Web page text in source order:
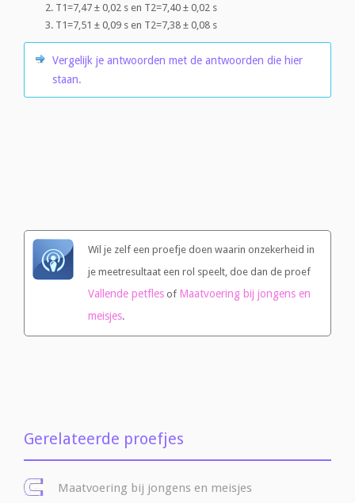
T1=7,47 ± 0,02 s en T2=7,40 ± 0,02 s
T1=7,51 ± 0,09 s en T2=7,38 ± 0,08 s
Vergelijk je antwoorden met de antwoorden die hier
staan.
Wil je zelf een proefje doen waarin onzekerheid in
je meetresultaat een rol speelt, doe dan de proef
Vallende petfles of Maatvoering bij jongens en
meisjes.
Gerelateerde proefjes
Maatvoering bij jongens en meisjes